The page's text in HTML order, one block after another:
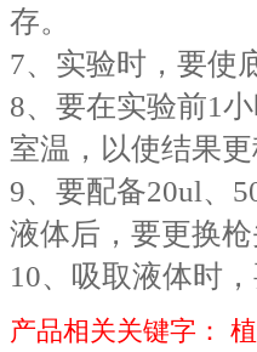
存。
7、实验时，要使
8、要在实验前1
室温，以使结果
9、要配备20ul、
液体后，要更换
10、吸取液体时
产品相关关键字：